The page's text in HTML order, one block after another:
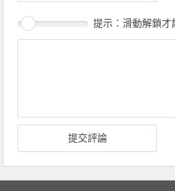
提示：滑動解鎖才